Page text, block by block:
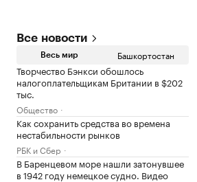
Все новости
Весь мир Башкортостан
Творчество Бэнкси обошлось
налогоплательщикам Британии в $202
тыс.
Общество
Как сохранить средства во времена
нестабильности рынков
РБК и Сбер
В Баренцевом море нашли затонувшее
в 1942 году немецкое судно. Видео